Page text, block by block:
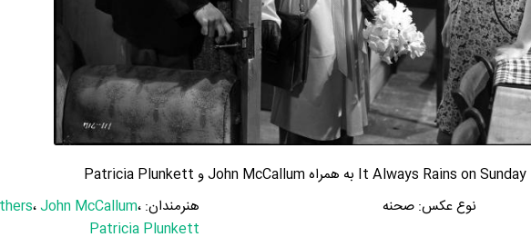
نوع عکس:صحنه هنرمندان: ،John McCallum،
Patricia Plunkett